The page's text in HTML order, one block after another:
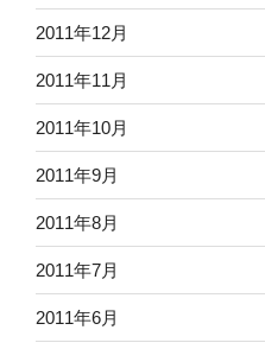
2011年12月
2011年11月
2011年10月
2011年9月
2011年8月
2011年7月
2011年6月